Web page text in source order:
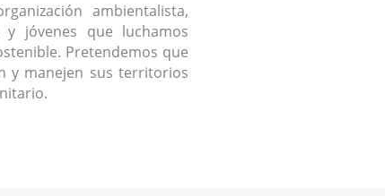
ambientalista,
jóvenes que luchamos
Pretendemos que
y manejen sus territorios